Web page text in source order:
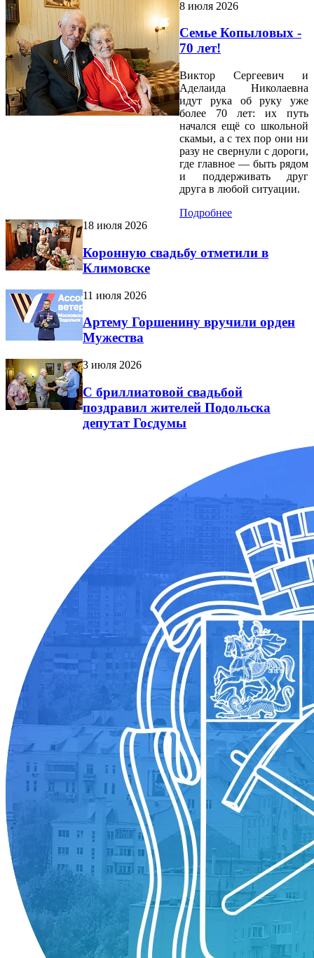
8 июля 2026
Семье Копыловых -
70 лет!
Виктор Сергеевич и
Аделаида Николаевна
идут рука об руку уже
более 70 лет: их путь
начался ещё со школьной
скамьи, а с тех пор они ни
разу не свернули с дороги,
где главное — быть рядом
и поддерживать друг
друга в любой ситуации.
Подробнее
18 июля 2026
Коронную свадьбу отметили в
Климовске
11 июля 2026
Артему Горшенину вручили орден
Мужества
3 июля 2026
С бриллиатовой свадьбой
поздравил жителей Подольска
депутат Госдумы